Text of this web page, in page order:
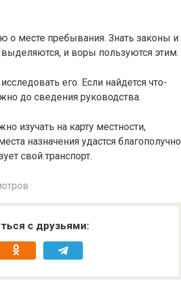
о месте пребывания. Знать законы и
и воры пользуются этим.
его. Если найдется что-
до сведения руководства.
изучать на карту местности,
назначения удастся благополучно
свой транспорт.
с друзьями: